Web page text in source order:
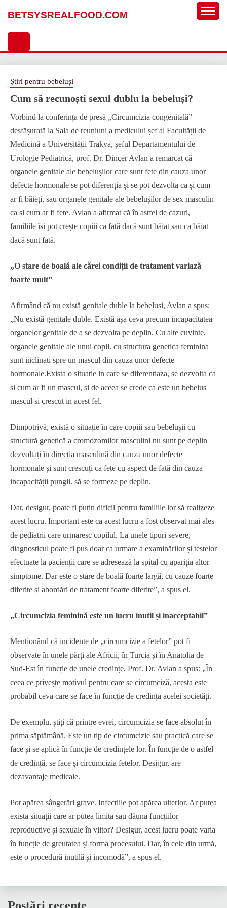
BETSYSREALFOOD.COM
Știri pentru bebeluși
Cum să recunoști sexul dublu la bebeluși?
Vorbind la conferința de presă „Circumcizia congenitală”
desfășurată la Sala de reuniuni a medicului șef al Facultății de
Medicină a Universității Trakya, șeful Departamentului de
Urologie Pediatrică, prof. Dr. Dinçer Avlan a remarcat că
organele genitale ale bebelușilor care sunt fete din cauza unor
defecte hormonale se pot diferenția și se pot dezvolta ca și cum
ar fi băieți, sau organele genitale ale bebelușilor de sex masculin
ca și cum ar fi fete. Avlan a afirmat că în astfel de cazuri,
familiile își pot crește copiii ca fată dacă sunt băiat sau ca băiat
dacă sunt fată.
„O stare de boală ale cărei condiții de tratament variază
foarte mult”
Afirmând că nu există genitale duble la bebeluși, Avlan a spus:
„Nu există genitale duble. Există așa ceva precum incapacitatea
organelor genitale de a se dezvolta pe deplin. Cu alte cuvinte,
organele genitale ale unui copil. cu structura genetica feminina
sunt inclinati spre un mascul din cauza unor defecte
hormonale.Exista o situatie in care se diferentiaza, se dezvolta ca
si cum ar fi un mascul, si de aceea se crede ca este un bebelus
mascul si crescut in acest fel.
Dimpotrivă, există o situație în care copiii sau bebelușii cu
structură genetică a cromozomilor masculini nu sunt pe deplin
dezvoltați în direcția masculină din cauza unor defecte
hormonale și sunt crescuți ca fete cu aspect de fată din cauza
incapacității pungii. să se formeze pe deplin.
Dar, desigur, poate fi puțin dificil pentru familiile lor să realizeze
acest lucru. Important este ca acest lucru a fost observat mai ales
de pediatrii care urmaresc copilul. La unele tipuri severe,
diagnosticul poate fi pus doar ca urmare a examinărilor și testelor
efectuate la pacienții care se adresează la spital cu apariția altor
simptome. Dar este o stare de boală foarte largă, cu cauze foarte
diferite și abordări de tratament foarte diferite”, a spus el.
„Circumcizia feminină este un lucru inutil și inacceptabil”
Menționând că incidente de „circumcizie a fetelor” pot fi
observate în unele părți ale Africii, în Turcia și în Anatolia de
Sud-Est în funcție de unele credințe, Prof. Dr. Avlan a spus: „În
ceea ce privește motivul pentru care se circumciză, acesta este
probabil ceva care se face în funcție de credința acelei societăți.
De exemplu, știți că printre evrei, circumcizia se face absolut în
prima săptămână. Este un tip de circumcizie sau practică care se
face și se aplică în funcție de credințele lor. În funcție de o astfel
de credință, se face și circumcizia fetelor. Desigur, are
dezavantaje medicale.
Pot apărea sângerări grave. Infecțiile pot apărea ulterior. Ar putea
exista situații care ar putea limita sau dăuna funcțiilor
reproductive și sexuale în viitor? Desigur, acest lucru poate varia
în funcție de greutatea și forma procesului. Dar, în cele din urmă,
este o procedură inutilă și incomodă”, a spus el.